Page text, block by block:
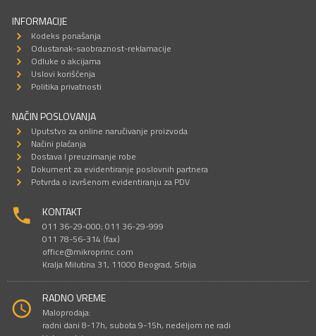
INFORMACIJE
Kodeks ponašanja
Odustanak-saobraznost-reklamacije
Odluke o akcijama
Uslovi korišćenja
Politika privatnosti
NAČIN POSLOVANJA
Uputstvo za online naručivanje proizvoda
Načini plaćanja
Dostava I preuzimanje robe
Dokument za evidentiranje poslovnih partnera
Potvrda o izvršenom evidentiranju za PDV
KONTAKT
011 36-29-000; 011 36-29-999
011 78-56-314 (fax)
office@mikroprinc.com
Kralja Milutina 31, 11000 Beograd, Srbija
RADNO VREME
Maloprodaja:
radni dani 8-17h, subota 9-15h, nedeljom ne radi